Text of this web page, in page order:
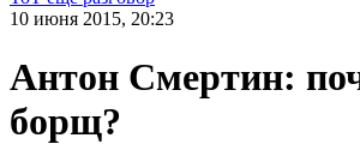
10 июня 2015, 20:23
Антон Смертин:
борщ?